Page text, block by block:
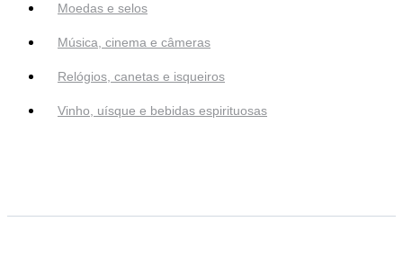
Moedas e selos
Música, cinema e câmeras
Relógios, canetas e isqueiros
Vinho, uísque e bebidas espirituosas